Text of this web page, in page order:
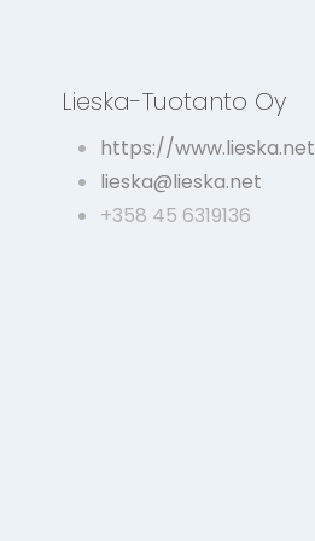
Lieska-Tuotanto Oy
https://www.lieska.net
lieska@lieska.net
+358 45 6319136